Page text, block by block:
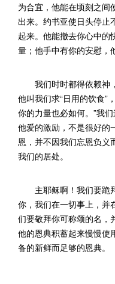
为合宜，他能在顷刻之间
出来。约书亚使日头停止
起来。他能撤去你心中的
量；他手中有你的安慰，
我们时时都得依赖神
他叫我们求“日用的饮食”
你的力量也必如何。”我
他爱的激励，不是很好的
恩，并不因我们忘恩负义
我们的居处。
主耶稣啊！我们要跪
你，我们在一切事上，并
们要敬拜你可称颂的名，
他的恩典积蓄起来慢慢使
备的新鲜而足够的恩典。